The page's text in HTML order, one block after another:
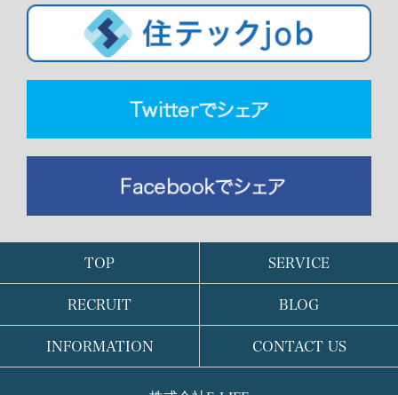
TOP SERVICE
RECRUIT BLOG
INFORMATION CONTACT US